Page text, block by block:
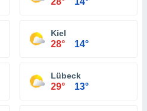
Kiel
28° 14°
Lübeck
29° 13°